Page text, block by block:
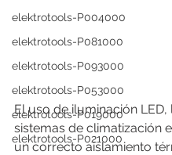
elektrotools-P004000
elektrotools-P081000
elektrotools-P093000
elektrotools-P053000
elektrotools-P019000
elektrotools-P021000
El uso de iluminación LED,
sistemas de climatización
un correcto aislamiento